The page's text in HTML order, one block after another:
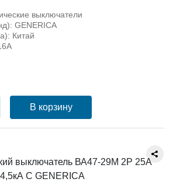
выключатели
GENERICA
Китай
В корзину